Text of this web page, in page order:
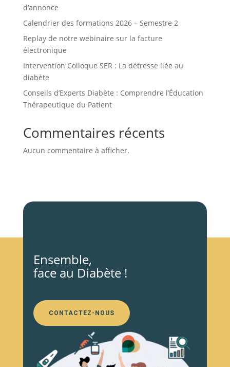
d’annonce
Calendrier des formations 2026 – Semestre 2
Replay de notre webinaire sur la facture
électronique
Intervention Colloque SER : La détresse liée au
diabète
Conseils d’Experts Diabète : Comprendre l’Éducation
Thérapeutique du Patient
Commentaires récents
Aucun commentaire à afficher.
Ensemble,
face au Diabète !
CONTACTEZ-NOUS